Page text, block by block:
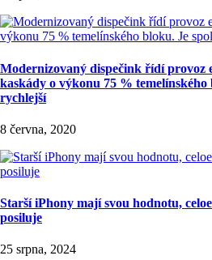
Modernizovaný dispečink řídí provoz
kaskády o výkonu 75 % temelínského
rychlejší
8 června, 2020
Starší iPhony mají svou hodnotu,
posiluje
25 srpna, 2024